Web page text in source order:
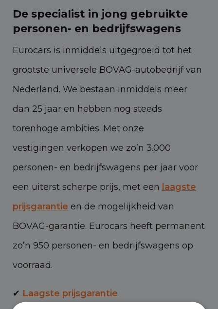
De specialist in jong gebruikte
personen- en bedrijfswagens
Eurocars is inmiddels uitgegroeid tot het
grootste universele BOVAG-autobedrijf van
Nederland. We bestaan inmiddels meer
dan 25 jaar en hebben nog steeds
torenhoge ambities. Met onze
vestigingen verkopen we zo’n 3.000
personen- en bedrijfswagens per jaar voor
een uiterst scherpe prijs, met een laagste
prijsgarantie en de mogelijkheid van
BOVAG-garantie. Eurocars heeft permanent
zo’n 950 personen- en bedrijfswagens op
voorraad.
✔ Laagste prijsgarantie